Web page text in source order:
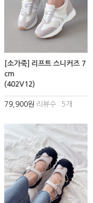
[소가죽] 리프트 스니커즈 7
cm
(402V12)
79,900원 리뷰수 : 5개